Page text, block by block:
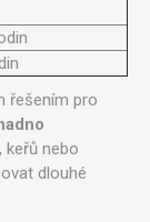
řešením pro
nebo
dlouhé